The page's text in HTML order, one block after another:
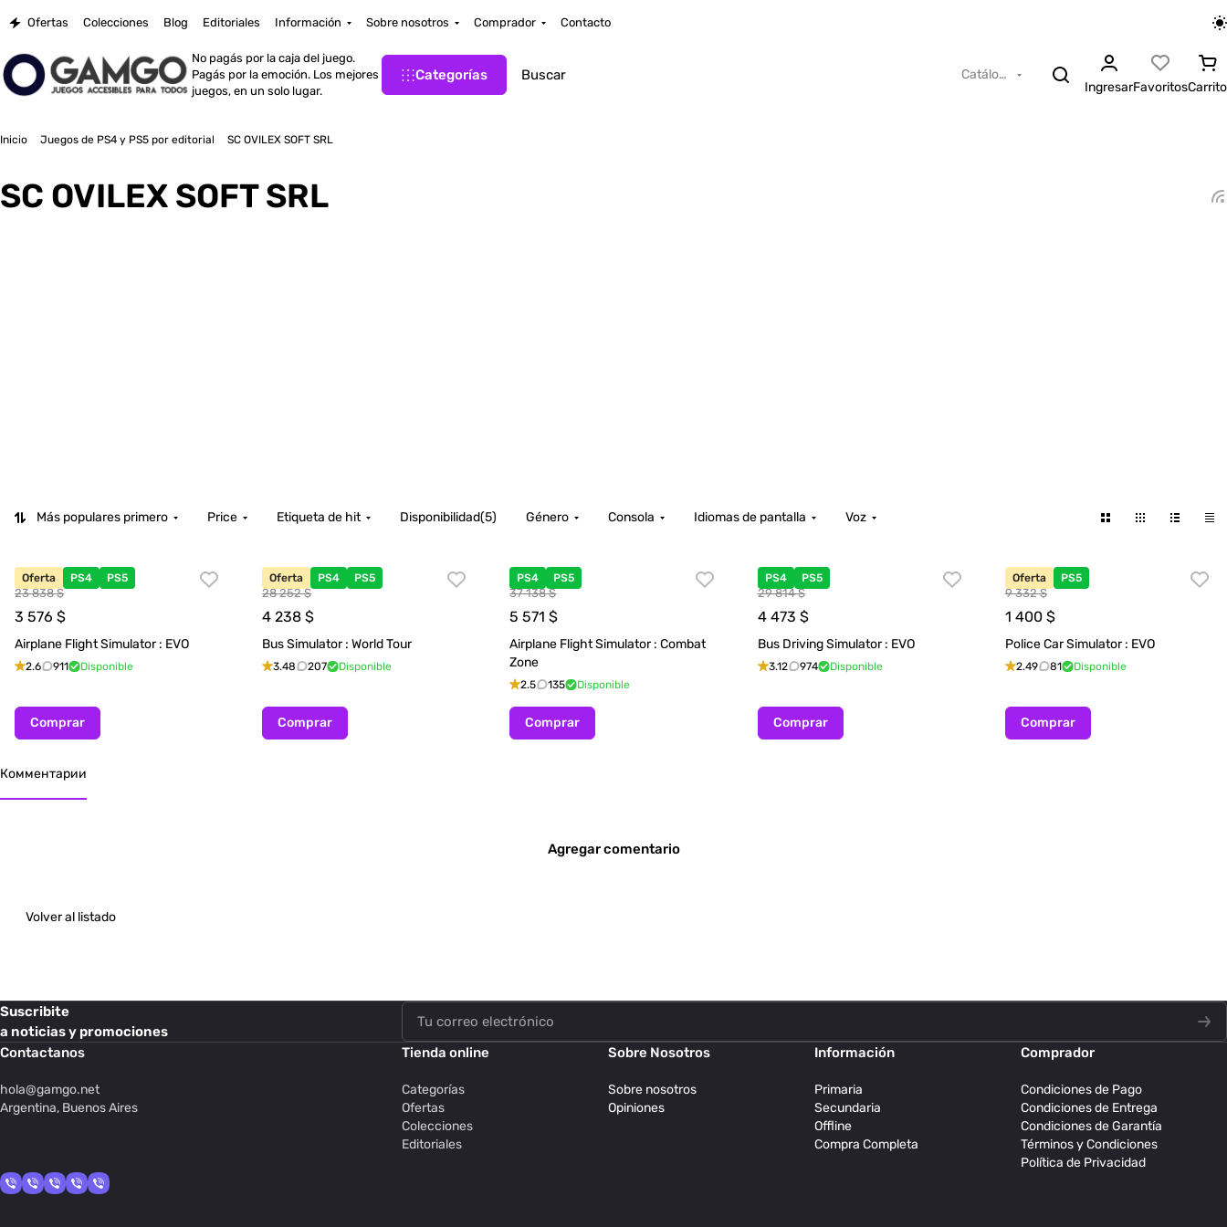
Ofertas Colecciones Blog Editoriales Información Sobre nosotros Comprador Contacto
No pagás por la caja del juego.
Pagás por la emoción. Los mejores
juegos, en un solo lugar.
Categorías
Catálogo
IngresarFavoritosCarrito
Inicio Juegos de PS4 y PS5 por editorial SC OVILEX SOFT SRL
SC OVILEX SOFT SRL
Más populares primero Price Etiqueta de hit Disponibilidad(5) Género Consola Idiomas de pantalla Voz
Oferta PS4 PS5
23 838 $
3 576 $
Airplane Flight Simulator : EVO
2.6 911 Disponible
Comprar
Oferta PS4 PS5
28 252 $
4 238$
Bus Simulator : World Tour
3.48 207 Disponible
Comprar
PS4 PS5
37 138 $
5 571$
Airplane Flight Simulator : Combat
Zone
2.5 135 Disponible
Comprar
PS4 PS5
29 814 $
4 473 $
Bus Driving Simulator : EVO
3.12 974 Disponible
Comprar
Oferta PS5
9 332 $
1 400 $
Police Car Simulator : EVO
2.49 81 Disponible
Comprar
Комментарии
Agregar comentario
Volver al listado
Suscribite
a noticias y promociones
Contactanos
hola@gamgo.net
Argentina, Buenos Aires
Tienda online
Categorías
Ofertas
Colecciones
Editoriales
Sobre Nosotros
Sobre nosotros
Opiniones
Información
Primaria
Secundaria
Offline
Compra Completa
Comprador
Condiciones de Pago
Condiciones de Entrega
Condiciones de Garantía
Términos y Condiciones
Política de Privacidad